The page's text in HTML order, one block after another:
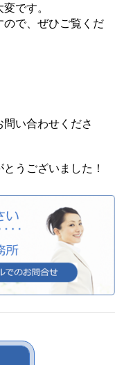
です。
ので、ぜひご覧くだ
い合わせくださ
うございました！